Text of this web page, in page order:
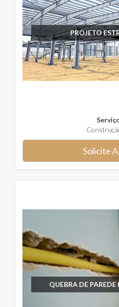
PROJETO
Solicite
QUEBRA DE PAREDE